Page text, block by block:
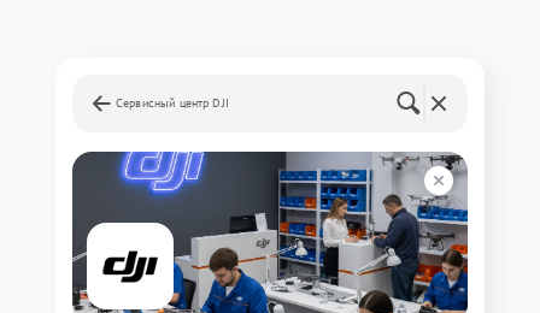
Сервисный центр DJI